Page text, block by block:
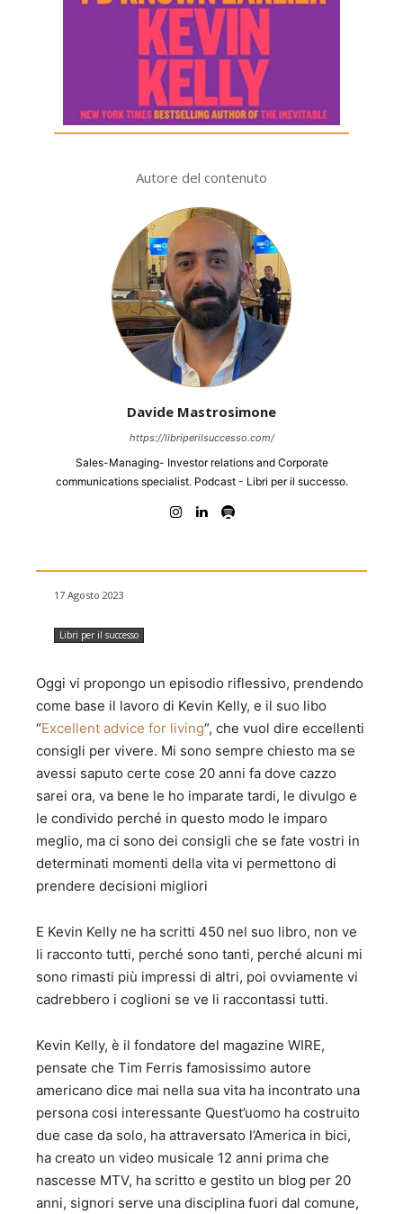
Autore del contenuto
Davide Mastrosimone
https://libriperilsuccesso.com/
Sales-Managing- Investor relations and Corporate
communications specialist. Podcast - Libri per il successo.
17 Agosto 2023
Libri per il successo
Oggi vi propongo un episodio riflessivo, prendendo
come base il lavoro di Kevin Kelly, e il suo libo
“Excellent advice for living“, che vuol dire eccellenti
consigli per vivere. Mi sono sempre chiesto ma se
avessi saputo certe cose 20 anni fa dove cazzo
sarei ora, va bene le ho imparate tardi, le divulgo e
le condivido perché in questo modo le imparo
meglio, ma ci sono dei consigli che se fate vostri in
determinati momenti della vita vi permettono di
prendere decisioni migliori
E Kevin Kelly ne ha scritti 450 nel suo libro, non ve
li racconto tutti, perché sono tanti, perché alcuni mi
sono rimasti più impressi di altri, poi ovviamente vi
cadrebbero i coglioni se ve li raccontassi tutti.
Kevin Kelly, è il fondatore del magazine WIRE,
pensate che Tim Ferris famosissimo autore
americano dice mai nella sua vita ha incontrato una
persona cosi interessante Quest’uomo ha costruito
due case da solo, ha attraversato l’America in bici,
ha creato un video musicale 12 anni prima che
nascesse MTV, ha scritto e gestito un blog per 20
anni, signori serve una disciplina fuori dal comune,